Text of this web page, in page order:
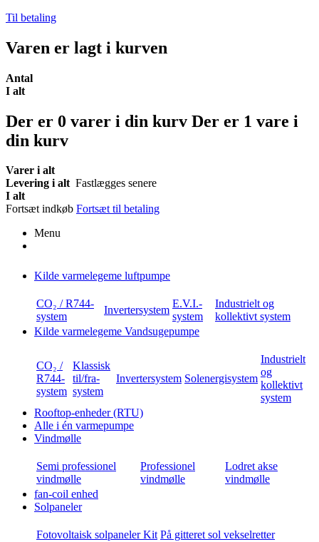
Til betaling
Varen er lagt i kurven
Antal
I alt
Der er 0 varer i din kurv Der er 1 vare i
din kurv
Varer i alt
Levering i alt Fastlægges senere
I alt
Fortsæt indkøb Fortsæt til betaling
Menu
Kilde varmelegeme luftpumpe
CO₂ / R744-
system
Invertersystem
E.V.I.-
system
Industrielt og
kollektivt system
Kilde varmelegeme Vandsugepumpe
CO₂ /
R744-
system
Klassisk
til/fra-
system
Invertersystem Solenergisystem
Industrielt
og
kollektivt
system
Rooftop-enheder (RTU)
Alle i én varmepumpe
Vindmølle
Semi professionel
vindmølle
Professionel
vindmølle
Lodret akse
vindmølle
fan-coil enhed
Solpaneler
Fotovoltaisk solpaneler Kit På gitteret sol vekselretter